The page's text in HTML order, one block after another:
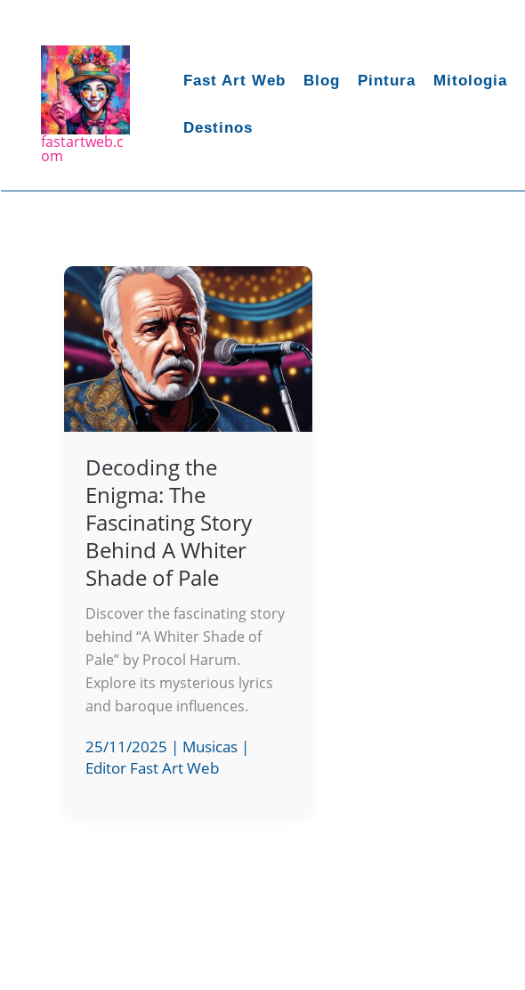
conteúdo
fastartweb.c
om
Fast Art Web Blog Pintura Mitologia
Destinos
Decoding the
Enigma: The
Fascinating Story
Behind A Whiter
Shade of Pale
Discover the fascinating story
behind “A Whiter Shade of
Pale” by Procol Harum.
Explore its mysterious lyrics
and baroque influences.
25/11/2025 | Musicas |
Editor Fast Art Web